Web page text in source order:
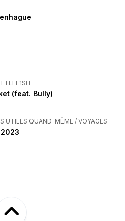
(feat. Bully)
UTILES QUAND-MÊME / VOYAGES